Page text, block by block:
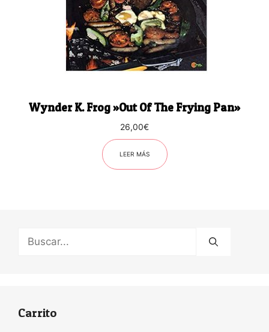
Wynder K. Frog ‎»Out Of The Frying Pan»
26,00€
LEER MÁS
Buscar:
Carrito